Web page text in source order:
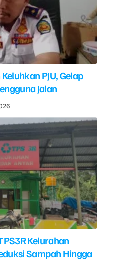
PJU, Gelap
Jalan
Kelurahan
Sampah Hingga